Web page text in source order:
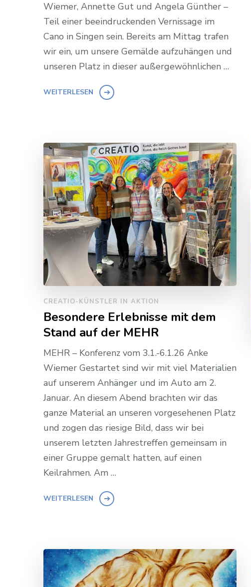
Wiemer, Annette Gut und Angela Günther –
Teil einer beeindruckenden Vernissage im
Cano in Singen sein. Bereits am Mittag trafen
wir ein, um unsere Gemälde aufzuhängen und
unseren Platz in dieser außergewöhnlichen …
WEITERLESEN
CREATIO-KÜNSTLER IN AKTION
Besondere Erlebnisse mit dem
Stand auf der MEHR
MEHR – Konferenz vom 3.1.-6.1.26 Anke
Wiemer Gestartet sind wir mit viel Materialien
auf unserem Anhänger und im Auto am 2.
Januar. An diesem Abend brachten wir das
ganze Material an unseren vorgesehenen Platz
und zogen das riesige Bild, dass wir bei
unserem letzten Jahrestreffen gemeinsam in
einer Gruppe gemalt hatten, auf einen
Keilrahmen. Am …
WEITERLESEN